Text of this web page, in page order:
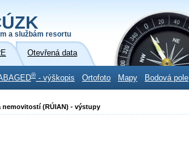
a službám resortu
Otevřená data
® - výškopis Ortofoto Mapy Bodová pole
nemovitostí (RÚIAN) - výstupy